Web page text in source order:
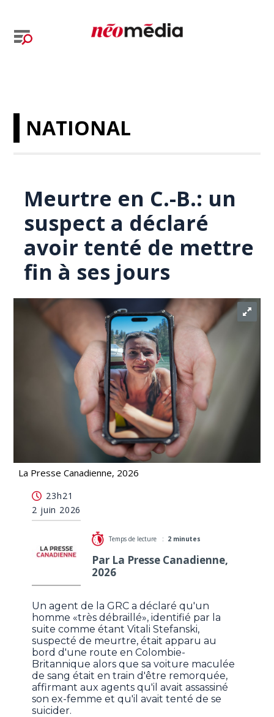
NATIONAL
Meurtre en C.-B.: un
suspect a déclaré
avoir tenté de mettre
fin à ses jours
La Presse Canadienne, 2026
de mettre fin à ses jours
23h21
2 juin 2026
Temps de lecture : 2 minutes
Par La Presse Canadienne,
2026
Un agent de la GRC a déclaré qu'un
homme «très débraillé», identifié par la
suite comme étant Vitali Stefanski,
suspecté de meurtre, était apparu au
bord d'une route en Colombie-
Britannique alors que sa voiture maculée
de sang était en train d'être remorquée,
affirmant aux agents qu'il avait assassiné
son ex-femme et qu'il avait tenté de se
suicider.